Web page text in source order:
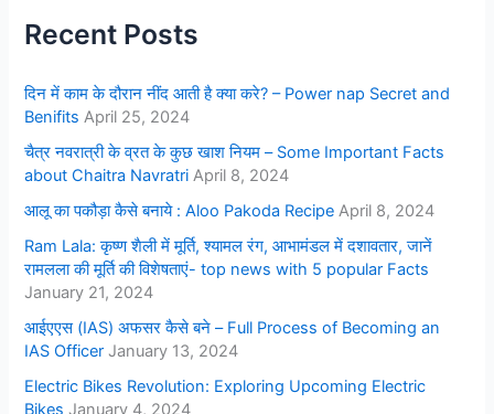
Recent Posts
दिन में काम के दौरान नींद आती है क्या करे? – Power nap Secret and
Benifits April 25, 2024
चैत्र नवरात्री के व्रत के कुछ खाश नियम – Some Important Facts
about Chaitra Navratri April 8, 2024
आलू का पकौड़ा कैसे बनाये : Aloo Pakoda Recipe April 8, 2024
Ram Lala: कृष्ण शैली में मूर्ति, श्यामल रंग, आभामंडल में दशावतार, जानें
रामलला की मूर्ति की विशेषताएं- top news with 5 popular Facts
January 21, 2024
आईएएस (IAS) अफसर कैसे बने – Full Process of Becoming an
IAS Officer January 13, 2024
Electric Bikes Revolution: Exploring Upcoming Electric
Bikes January 4, 2024